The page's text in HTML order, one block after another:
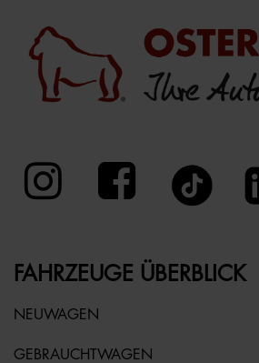
FAHRZEUGE ÜBERBLICK
NEUWAGEN
GEBRAUCHTWAGEN